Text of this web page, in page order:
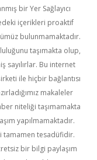
bir Yer Sağlayıcı
içerikleri proaktif
bulunmamaktadır.
taşımakta olup,
sayılırlar. Bu internet
ile hiçbir bağlantısı
makaleler
niteliği taşımamakta
yapılmamaktadır.
tamamen tesadüfidir.
bir bilgi paylaşım